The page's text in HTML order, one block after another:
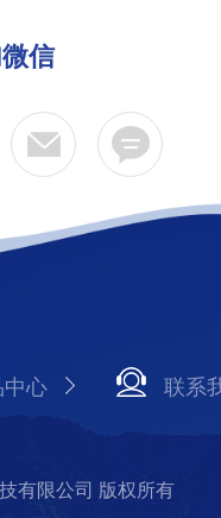
信
中心 联系
有限公司 版权所有